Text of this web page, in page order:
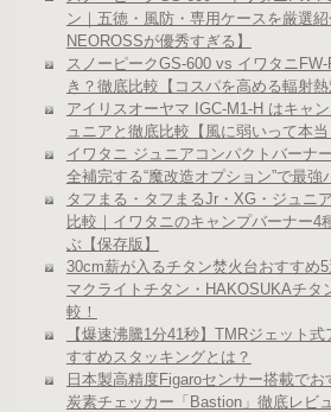
ン｜五徳・風防・専用ケースを厳選
NEOROSSが優秀すぎる】
スノーピークGS-600 vs イワタニ
き？徹底比較【コスパを高める輻射熱
アイリスオーヤマ IGC-M1-H はキャ
ュニアと徹底比較【風に弱いって本当
イワタニ ジュニアコンパクトバーナ
全補完する“魔改造オプション”で最
タフまる・タフまるJr・XG・ジュニ
比較｜イワタニのキャンプバーナー4
ぶ【保存版】
30cm薪が入るチタン焚火台おすすめ
マクライトチタン・HAKOSUKAチタ
較！
【爆速沸騰1分41秒】TMRジェット
すすめスタッキングとは？
日本製高精度Figaroセンサー搭載で
炭素チェッカー「Bastion」徹底レビ